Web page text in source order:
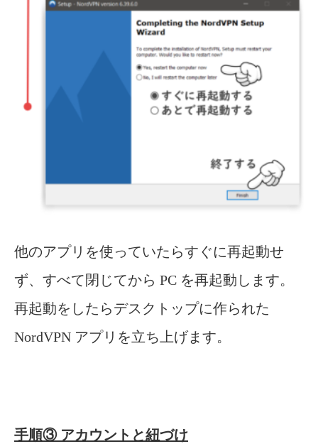
他のアプリを使っていたらすぐに再起動せ
ず、すべて閉じてから PC を再起動します。
再起動をしたらデスクトップに作られた
NordVPN アプリを立ち上げます。
手順③ アカウントと紐づけ